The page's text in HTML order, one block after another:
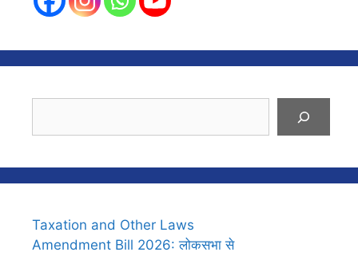
Taxation and Other Laws
Amendment Bill 2026: लोकसभा से